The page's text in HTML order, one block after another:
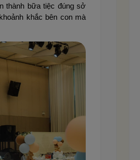
thành bữa tiệc đúng sở
khắc bên con mà